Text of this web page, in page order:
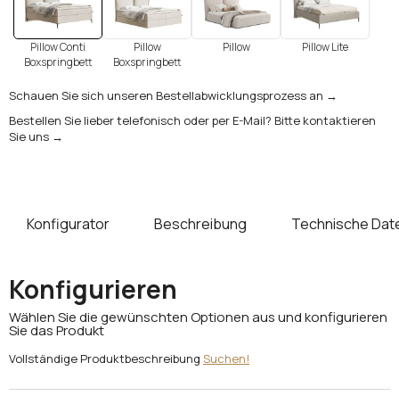
Pillow Conti
Boxspringbett
Pillow
Boxspringbett
Pillow Pillow Lite
Schauen Sie sich unseren Bestellabwicklungsprozess an →
Bestellen Sie lieber telefonisch oder per E-Mail? Bitte kontaktieren
Sie uns →
Konfigurator Beschreibung Technische
Konfigurieren
Wählen Sie die gewünschten Optionen aus und konfigurieren
Sie das Produkt
Vollständige Produktbeschreibung Suchen!